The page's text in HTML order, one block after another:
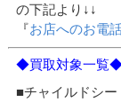
の下記より↓↓
『お店へのお電
◆買取対象一覧
■チャイルドシ